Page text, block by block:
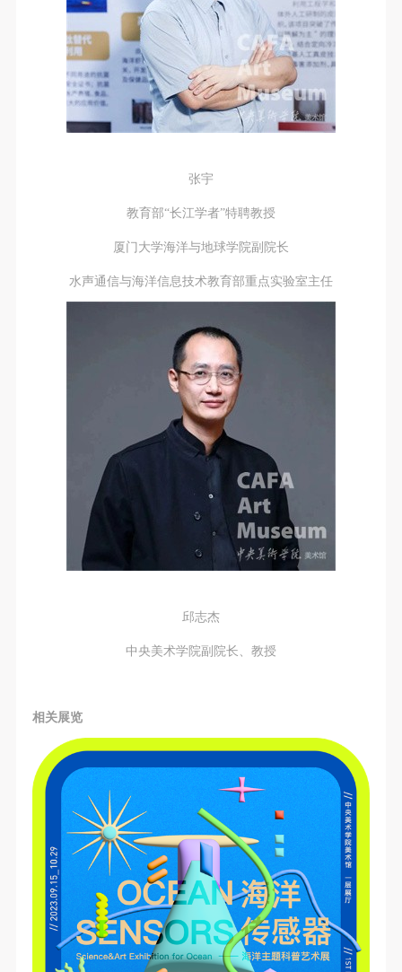
张宇
教育部“长江学者”特聘教授
厦门大学海洋与地球学院副院长
水声通信与海洋信息技术教育部重点实验室主任
邱志杰
中央美术学院副院长、教授
相关展览